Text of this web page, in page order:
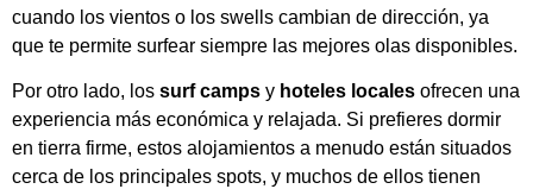
cuando los vientos o los swells cambian de dirección, ya
que te permite surfear siempre las mejores olas disponibles.
Por otro lado, los surf camps y hoteles locales ofrecen una
experiencia más económica y relajada. Si prefieres dormir
en tierra firme, estos alojamientos a menudo están situados
cerca de los principales spots, y muchos de ellos tienen